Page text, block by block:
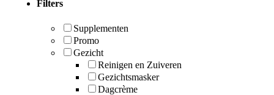
Filters
Supplementen
Promo
Gezicht
Reinigen en Zuiveren
Gezichtsmasker
Dagcrème